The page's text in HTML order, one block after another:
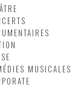
MUSICALES